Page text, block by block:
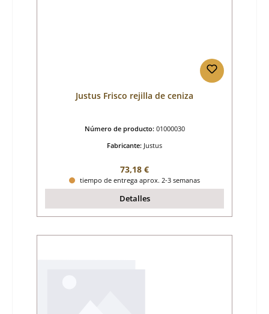
Justus Frisco rejilla de ceniza
Número de producto: 01000030
Fabricante: Justus
Precio normal:
73,18 €
tiempo de entrega aprox. 2-3 semanas
Detalles